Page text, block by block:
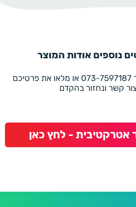
נוספים אודות המוצר
התקשרו אלינו למספר 073-7597187 או מלאו את פרטיכם
קשר ונחזור בהקדם
אטרקטיבית - לחץ כאן